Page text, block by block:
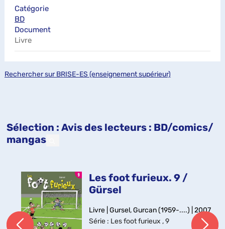
Catégorie
BD
Document
Livre
Rechercher sur BRISE-ES (enseignement supérieur)
Sélection : Avis des lecteurs : BD/comics/
mangas
Les foot furieux. 9 /
Gürsel
Livre | Gursel, Gurcan (1959-....) | 2007
Série: Les foot furieux , 9